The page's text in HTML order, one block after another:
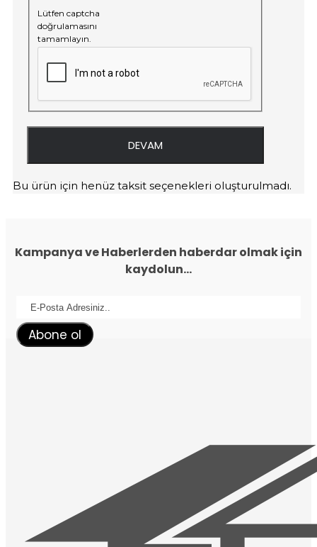
Lütfen captcha
doğrulamasını
tamamlayın.
DEVAM
Bu ürün için henüz taksit seçenekleri oluşturulmadı.
Kampanya ve Haberlerden haberdar olmak için
kaydolun...
Abone ol